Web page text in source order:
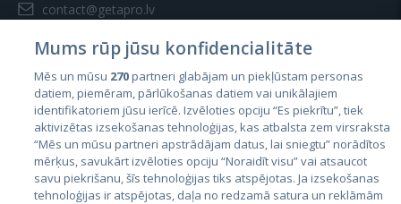
contact@getapro.lv
Valstis
Igaunija
Latvija
Lietuva
Mums rūp jūsu konfidencialitāte
Mēs un mūsu 270partneri glabājam un piekļūstam personas
datiem, piemēram, pārlūkošanas datiem vai unikālajiem
identifikatoriem jūsu ierīcē. Izvēloties opciju “Es piekrītu”, tiek
aktivizētas izsekošanas tehnoloģijas, kas atbalsta zem virsraksta
“Mēs un mūsu partneri apstrādājam datus, lai sniegtu” norādītos
mērķus, savukārt izvēloties opciju “Noraidīt visu” vai atsaucot
savu piekrišanu, šīs tehnoloģijas tiks atspējotas. Ja izsekošanas
tehnoloģijas ir atspējotas, daļa no redzamā satura un reklāmām